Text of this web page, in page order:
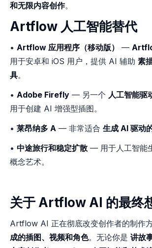
和无限内容创作。
Artflow 人工智能替代
• Artflow 应用程序（移动版） —
用于安卓和 iOS 用户，提供 AI 辅助 素
具。
• Adobe Firefly — 另一个 人工智能驱
用于创建 AI 增强型插图。
• 莱昂纳多 A — 非常适合 生成 AI 驱动
• 中途旅行和稳定扩散 — 用于人工智能
概念艺术。
关于 Artflow AI 的最终
Artflow AI 正在彻底改变创作者的制作
成的插图、视频和角色。无论你是 讲故